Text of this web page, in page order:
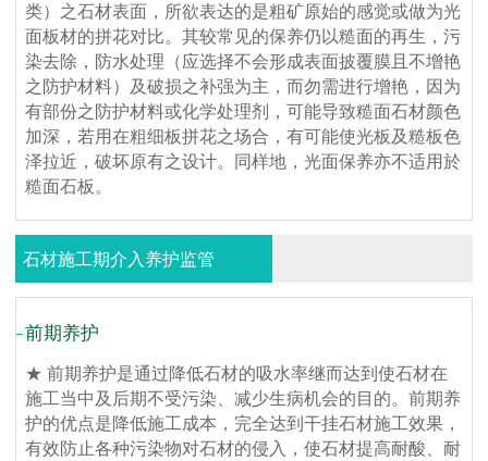
类）之石材表面，所欲表达的是粗矿原始的感觉或做为光
面板材的拼花对比。其较常见的保养仍以糙面的再生，污
染去除，防水处理（应选择不会形成表面披覆膜且不增艳
之防护材料）及破损之补强为主，而勿需进行增艳，因为
有部份之防护材料或化学处理剂，可能导致糙面石材颜色
加深，若用在粗细板拼花之场合，有可能使光板及糙板色
泽拉近，破坏原有之设计。同样地，光面保养亦不适用於
糙面石板。
石材施工期介入养护监管
前期养护
★ 前期养护是通过降低石材的吸水率继而达到使石材在
施工当中及后期不受污染、减少生病机会的目的。前期养
护的优点是降低施工成本，完全达到干挂石材施工效果，
有效防止各种污染物对石材的侵入，使石材提高耐酸、耐